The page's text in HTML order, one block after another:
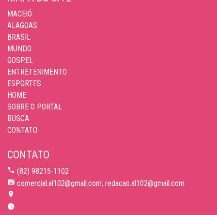
MACEIÓ
ALAGOAS
BRASIL
MUNDO
GOSPEL
ENTRETENIMENTO
ESPORTES
HOME
SOBRE O PORTAL
BUSCA
CONTATO
CONTATO
(82) 98215-1102
comercial.al102@gmail.com; redacao.al102@gmail.com